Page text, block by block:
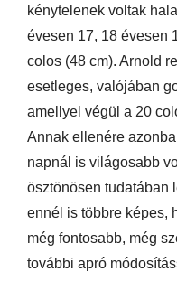
kénytelenek voltak
évesen 17, 18 évesen
colos (48 cm). Arnold
esetleges, valójában
amellyel végül a 20
Annak ellenére
napnál is világosabb
ösztönösen tudatában
ennél is többre képes,
még fontosabb, még
további apró